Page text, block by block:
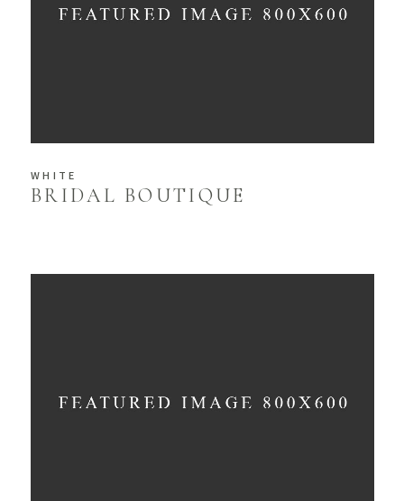
WHITE
BRIDAL BOUTIQUE